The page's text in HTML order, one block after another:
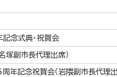
念式典・祝賀会
塚副市長代理出席）
年記念祝賀会（岩隈副市長代理出